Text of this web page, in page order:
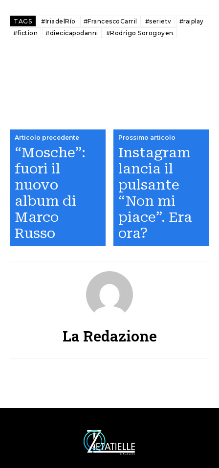
TAGS #IriadelRío #FrancescoCarril #serietv
#raiplay
#fiction
#diecicapodanni #Rodrigo Sorogoyen
Articolo precedente
“Mosche”:
fuori il
nuovo
album di
Marco
Russo
Prossimo articolo
Instagram
lancia il
pulsante
“Non mi
piace”. Era
ora?
La Redazione